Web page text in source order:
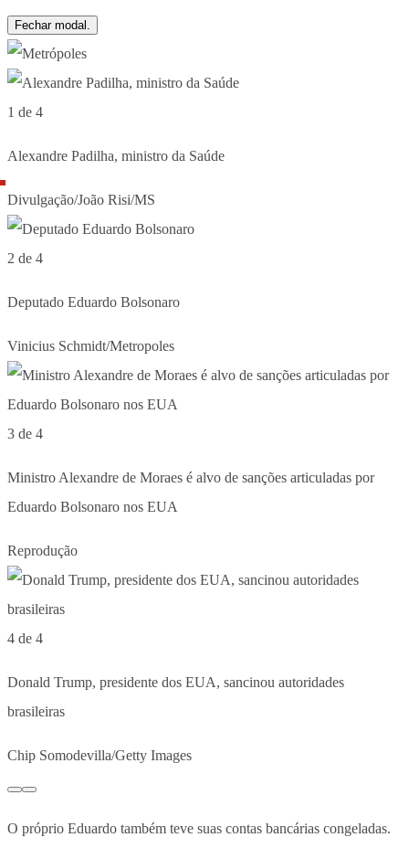
Fechar modal.
1 de 4
Alexandre Padilha, ministro da Saúde
Divulgação/João Risi/MS
2 de 4
Deputado Eduardo Bolsonaro
Vinicius Schmidt/Metropoles
3 de 4
Ministro Alexandre de Moraes é alvo de sanções articuladas por
Eduardo Bolsonaro nos EUA
Reprodução
4 de 4
Donald Trump, presidente dos EUA, sancinou autoridades
brasileiras
Chip Somodevilla/Getty Images
O próprio Eduardo também teve suas contas bancárias congeladas.